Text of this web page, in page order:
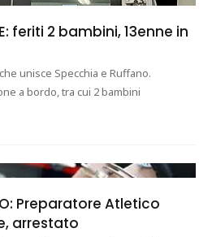
feriti 2 bambini, 13enne in
unisce Specchia e Ruffano.
a bordo, tra cui 2 bambini
Preparatore Atletico
arrestato